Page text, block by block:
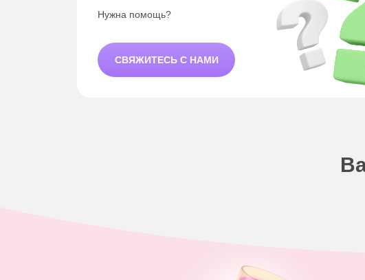
Нужна помощь?
СВЯЖИТЕСЬ С НАМИ